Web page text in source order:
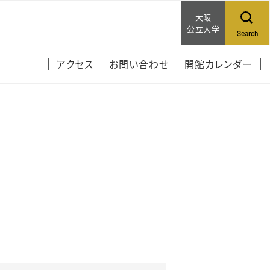
大阪
公立大学
Search
アクセス お問い合わせ 開館カレンダー